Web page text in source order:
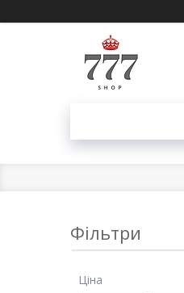
Фільтри
Ціна